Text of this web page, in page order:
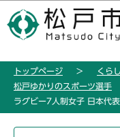
の
ー
この
トップページ くらし
松戸ゆかりのスポーツ選手
ラグビー7人制女子 日本代